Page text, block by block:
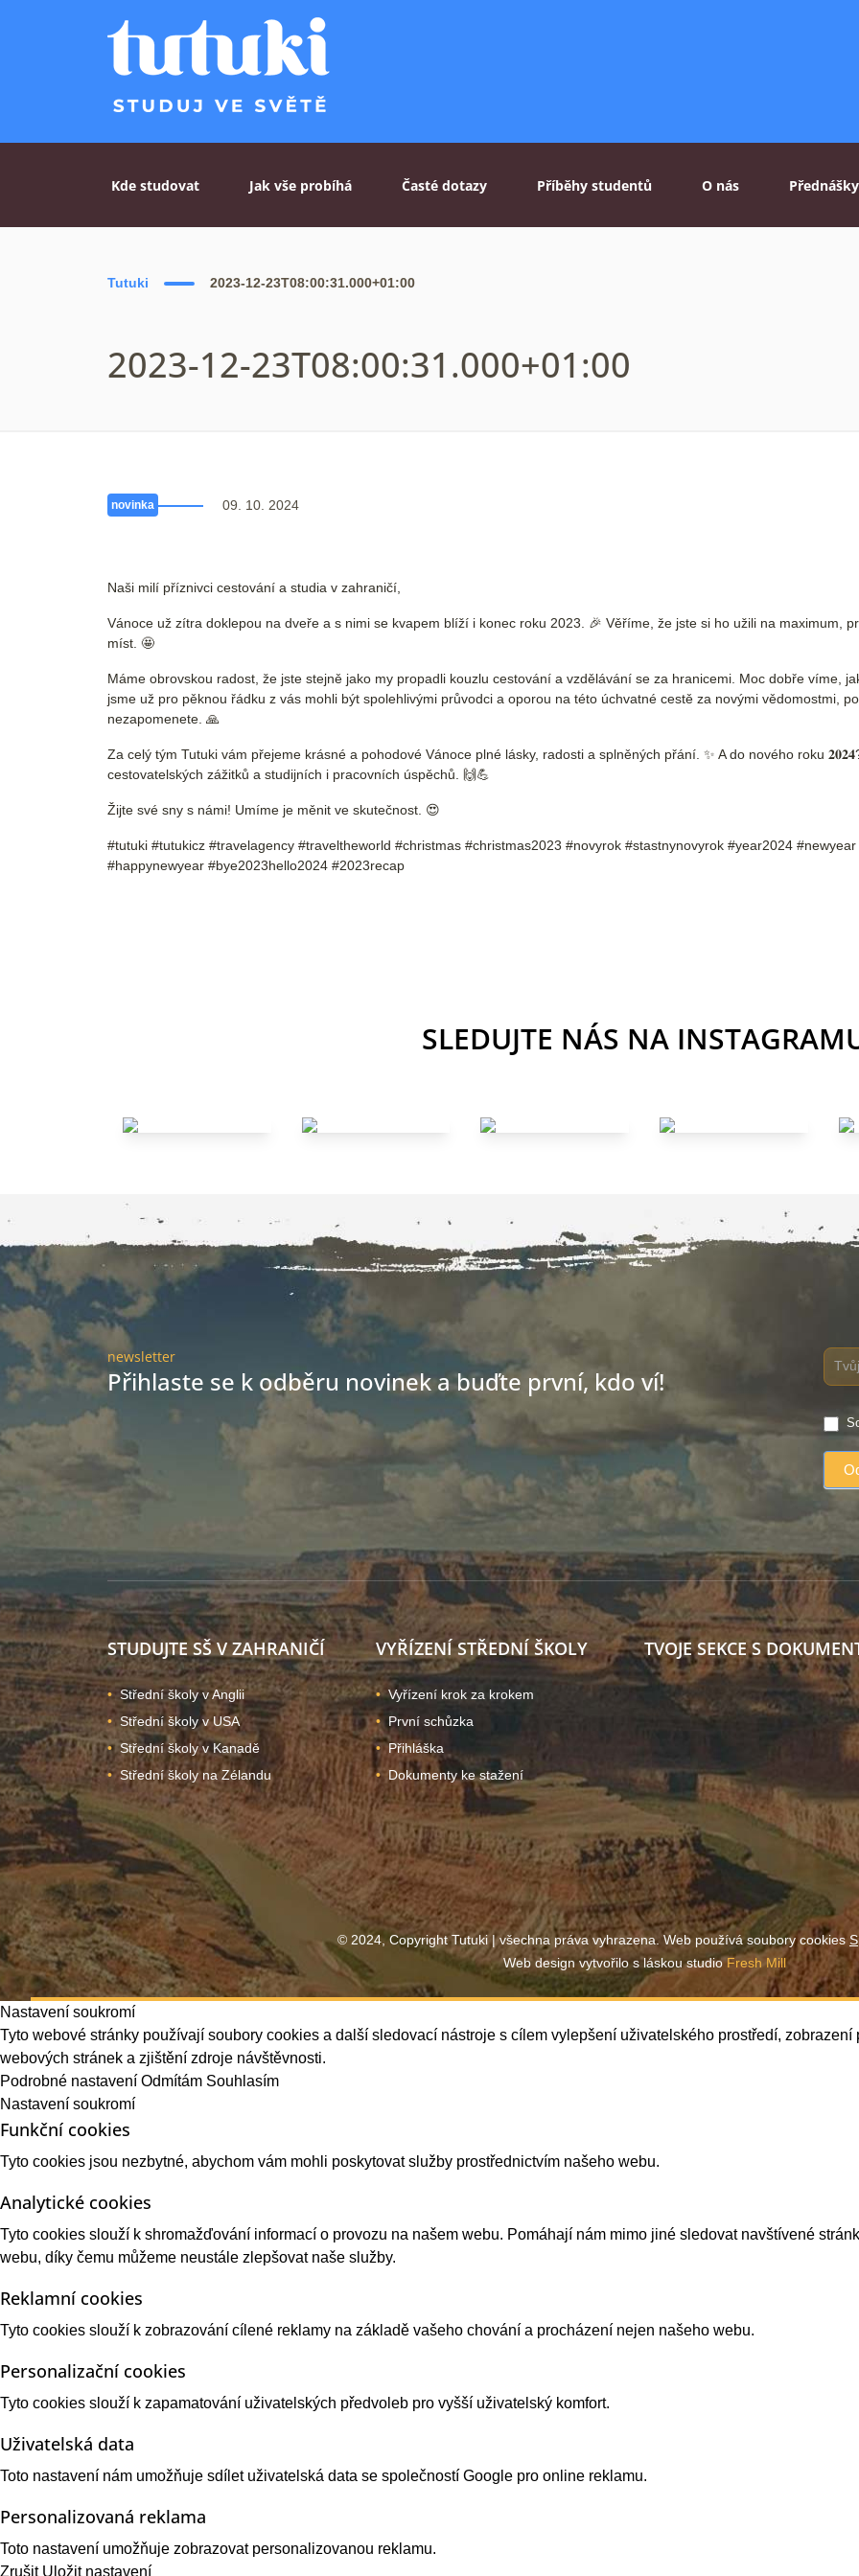
Kde studovat Jak vše probíhá Časté dotazy Příběhy studentů O nás Přednášky
Tutuki 2023-12-23T08:00:31.000+01:00
2023-12-23T08:00:31.000+01:00
novinka 09. 10. 2024
Naši milí příznivci cestování a studia v zahraničí,
Vánoce už zítra doklepou na dveře a s nimi se kvapem blíží i konec roku 2023. 🎉 Věříme, že jste si ho užili na maximum,
míst. 🤩
Máme obrovskou radost, že jste stejně jako my propadli kouzlu cestování a vzdělávání se za hranicemi. Moc dobře víme,
jsme už pro pěknou řádku z vás mohli být spolehlivými průvodci a oporou na této úchvatné cestě za novými vědomostmi,
nezapomenete. 🙏
Za celý tým Tutuki vám přejeme krásné a pohodové Vánoce plné lásky, radosti a splněných přání. ✨ A do nového roku
cestovatelských zážitků a studijních i pracovních úspěchů. 🙌💪
Žijte své sny s námi! Umíme je měnit ve skutečnost. 😍
#tutuki #tutukicz #travelagency #traveltheworld #christmas #christmas2023 #novyrok #stastnynovyrok #year2024
#happynewyear #bye2023hello2024 #2023recap
SLEDUJTE NÁS NA
newsletter
Přihlaste se k odběru novinek a buďte první, kdo ví!
STUDUJTE SŠ V ZAHRANIČÍ
Střední školy v Anglii
Střední školy v USA
Střední školy v Kanadě
Střední školy na Zélandu
VYŘÍZENÍ STŘEDNÍ ŠKOLY
Vyřízení krok za krokem
První schůzka
Přihláška
Dokumenty ke stažení
TVOJE SEKCE S
© 2024, Copyright Tutuki | všechna práva vyhrazena. Web používá soubory cookies
Web design vytvořilo s láskou studioFresh Mill
Nastavení soukromí
Tyto webové stránky používají soubory cookies a další sledovací nástroje s cílem vylepšení uživatelského prostředí,
webových stránek a zjištění zdroje návštěvnosti.
Podrobné nastavení Odmítám Souhlasím
Nastavení soukromí
Funkční cookies
Tyto cookies jsou nezbytné, abychom vám mohli poskytovat služby prostřednictvím našeho webu.
Analytické cookies
Tyto cookies slouží k shromažďování informací o provozu na našem webu. Pomáhají nám mimo jiné sledovat navštívené
webu, díky čemu můžeme neustále zlepšovat naše služby.
Reklamní cookies
Tyto cookies slouží k zobrazování cílené reklamy na základě vašeho chování a procházení nejen našeho webu.
Personalizační cookies
Tyto cookies slouží k zapamatování uživatelských předvoleb pro vyšší uživatelský komfort.
Uživatelská data
Toto nastavení nám umožňuje sdílet uživatelská data se společností Google pro online reklamu.
Personalizovaná reklama
Toto nastavení umožňuje zobrazovat personalizovanou reklamu.
Zrušit Uložit nastavení